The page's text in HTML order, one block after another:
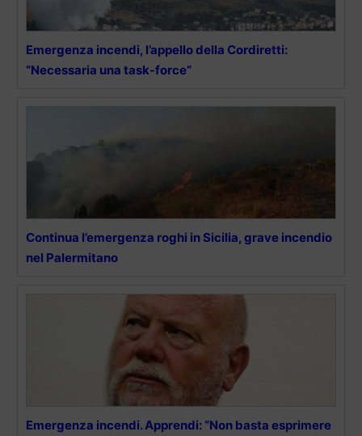
Emergenza incendi, l’appello della Cordiretti:
“Necessaria una task-force”
Continua l’emergenza roghi in Sicilia, grave incendio
nel Palermitano
Emergenza incendi. Apprendi: “Non basta esprimere